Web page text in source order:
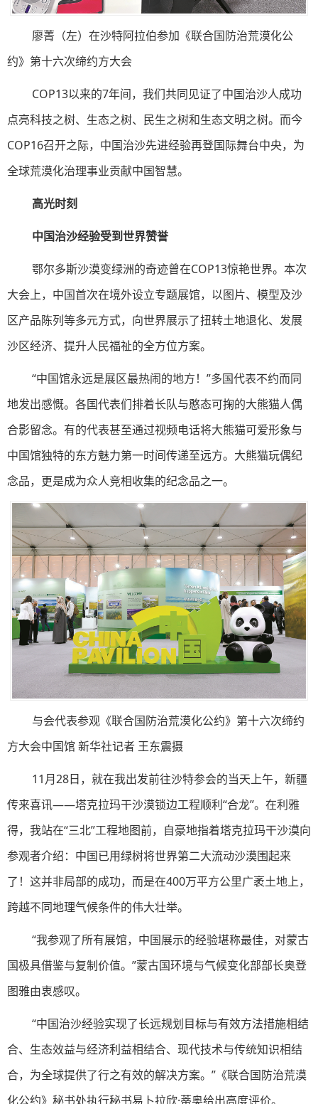
廖菁（左）在沙特阿拉伯参加《联合国防治荒漠化公
约》第十六次缔约方大会
COP13以来的7年间，我们共同见证了中国治沙人成功
点亮科技之树、生态之树、民生之树和生态文明之树。而今
COP16召开之际，中国治沙先进经验再登国际舞台中央，为
全球荒漠化治理事业贡献中国智慧。
高光时刻
中国治沙经验受到世界赞誉
鄂尔多斯沙漠变绿洲的奇迹曾在COP13惊艳世界。本次
大会上，中国首次在境外设立专题展馆，以图片、模型及沙
区产品陈列等多元方式，向世界展示了扭转土地退化、发展
沙区经济、提升人民福祉的全方位方案。
“中国馆永远是展区最热闹的地方！”多国代表不约而同
地发出感慨。各国代表们排着长队与憨态可掬的大熊猫人偶
合影留念。有的代表甚至通过视频电话将大熊猫可爱形象与
中国馆独特的东方魅力第一时间传递至远方。大熊猫玩偶纪
念品，更是成为众人竞相收集的纪念品之一。
与会代表参观《联合国防治荒漠化公约》第十六次缔约
方大会中国馆 新华社记者 王东震摄
11月28日，就在我出发前往沙特参会的当天上午，新疆
传来喜讯——塔克拉玛干沙漠锁边工程顺利“合龙”。在利雅
得，我站在“三北”工程地图前，自豪地指着塔克拉玛干沙漠向
参观者介绍：中国已用绿树将世界第二大流动沙漠围起来
了！这并非局部的成功，而是在400万平方公里广袤土地上，
跨越不同地理气候条件的伟大壮举。
“我参观了所有展馆，中国展示的经验堪称最佳，对蒙古
国极具借鉴与复制价值。”蒙古国环境与气候变化部部长奥登
图雅由衷感叹。
“中国治沙经验实现了长远规划目标与有效方法措施相结
合、生态效益与经济利益相结合、现代技术与传统知识相结
合，为全球提供了行之有效的解决方案。”《联合国防治荒漠
化公约》秘书处执行秘书易卜拉欣·蒂奥给出高度评价。